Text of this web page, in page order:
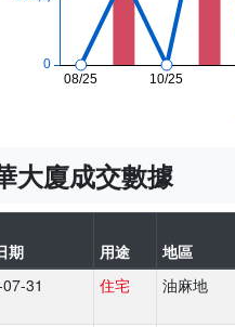
大廈成交數據
期 用途 地區
31
住宅 油麻地